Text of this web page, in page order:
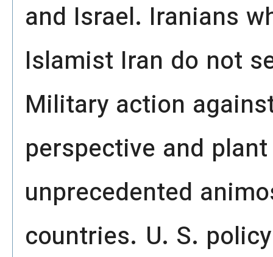
and Israel. Iranians
Islamist Iran do not
Military action
perspective and
unprecedented
countries. U. S.